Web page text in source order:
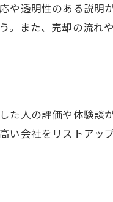
訣
ント
透明性のある説明
また、売却の流れ
た人の評価や体験談
い会社をリストアッ